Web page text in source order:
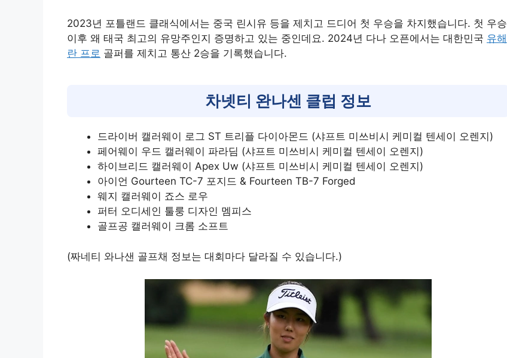
2023년 포틀랜드 클래식에서는 중국 린시유 등을 제치고 드디어 첫 우승을 차지했습니다. 첫 우승
이후 왜 태국 최고의 유망주인지 증명하고 있는 중인데요. 2024년 다나 오픈에서는 대한민국 유해
란 프로 골퍼를 제치고 통산 2승을 기록했습니다.
차넷티 완나센 클럽 정보
드라이버 캘러웨이 로그 ST 트리플 다이아몬드 (샤프트 미쓰비시 케미컬 텐세이 오렌지)
페어웨이 우드 캘러웨이 파라딤 (샤프트 미쓰비시 케미컬 텐세이 오렌지)
하이브리드 캘러웨이 Apex Uw (샤프트 미쓰비시 케미컬 텐세이 오렌지)
아이언 Gourteen TC-7 포지드 & Fourteen TB-7 Forged
웨지 캘러웨이 죠스 로우
퍼터 오디세인 툴룽 디자인 멤피스
골프공 캘러웨이 크롬 소프트
(짜네티 와나샌 골프채 정보는 대회마다 달라질 수 있습니다.)